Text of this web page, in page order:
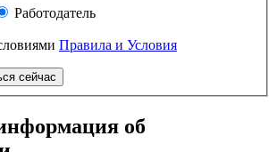
Работодатель
Правила и Условия
сейчас
об